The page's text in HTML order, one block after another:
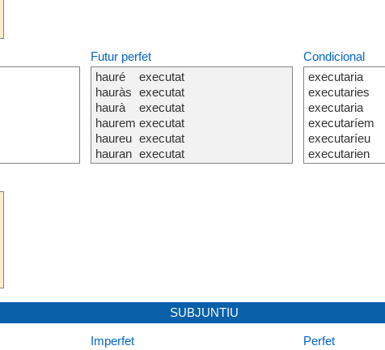
Futur perfet
hauré
hauràs
haurà
haurem
haureu
hauran
executat
executat
executat
executat
executat
executat
Condicional
executaria
executaries
executaria
executaríem
executaríeu
executarien
SUBJUNTIU
Imperfet
Perfet